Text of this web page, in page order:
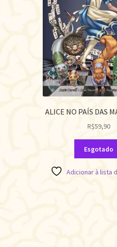
ALICE NO PAÍS DAS
R$59,90
Esgotado
Adicionar à lista